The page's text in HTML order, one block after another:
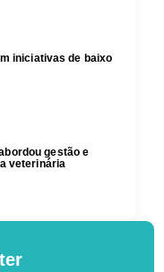
iniciativas de baixo
gestão e
veterinária